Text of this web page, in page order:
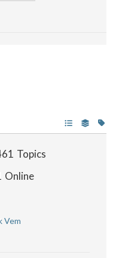
Topics
Online
Vem